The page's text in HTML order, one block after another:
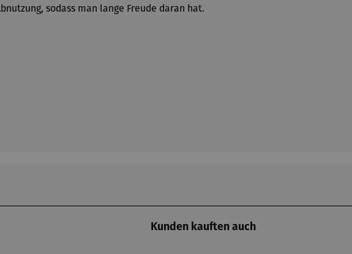
sodass man lange Freude daran hat.
Kunden kauften auch